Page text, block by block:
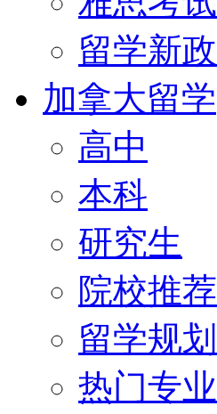
留学新政
加拿大留学
高中
本科
研究生
院校推荐
留学规划
热门专业